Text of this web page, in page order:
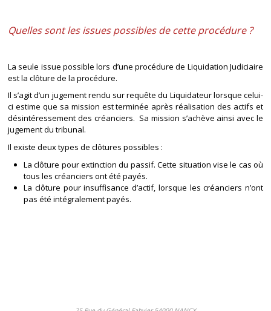
Quelles sont les issues possibles de cette procédure ?
La seule issue possible lors d’une procédure de Liquidation Judiciaire
est la clôture de la procédure.
Il s’agit d’un jugement rendu sur requête du Liquidateur lorsque celui-
ci estime que sa mission est terminée après réalisation des actifs et
désintéressement des créanciers. Sa mission s’achève ainsi avec le
jugement du tribunal.
Il existe deux types de clôtures possibles :
La clôture pour extinction du passif. Cette situation vise le cas où
tous les créanciers ont été payés.
La clôture pour insuffisance d’actif, lorsque les créanciers n’ont
pas été intégralement payés.